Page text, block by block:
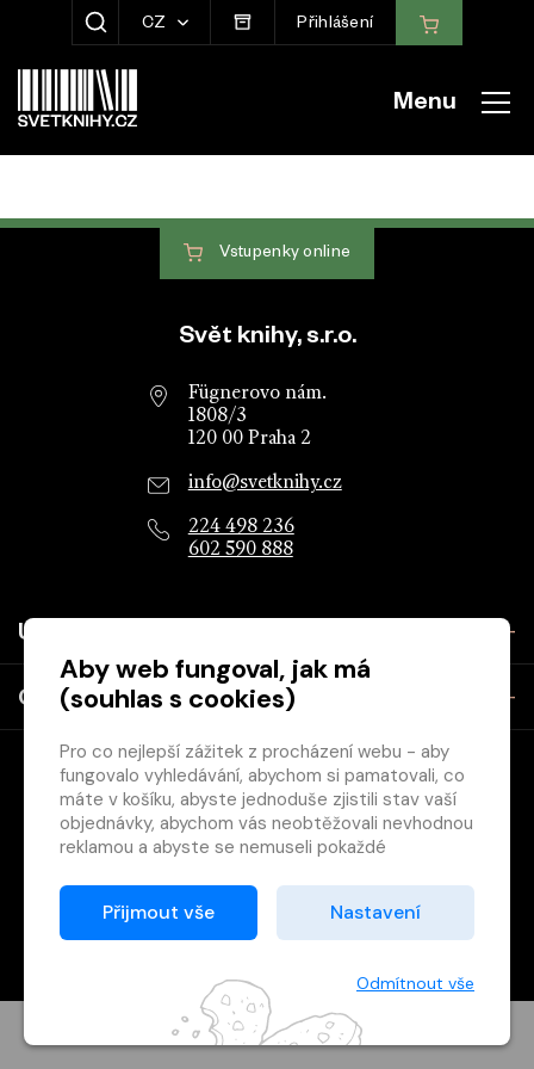
ZOBRAZIT HLEDÁNÍ
CZ Přihlášení
Menu
Patička webu
Vstupenky online
Svět knihy, s.r.o.
Fügnerovo nám.
1808/3
120 00 Praha 2
info@svetknihy.cz
224 498 236
602 590 888
Užitečné
O společnosti
Copyright © 2026 Svět knihy, s.r.o. - společnost Svazu českých
knihkupců a nakladatelů.
Grand IT s.r.o.
Aby web fungoval, jak má
(souhlas s cookies)
Pro co nejlepší zážitek z procházení webu - aby
fungovalo vyhledávání, abychom si pamatovali, co
máte v košíku, abyste jednoduše zjistili stav vaší
objednávky, abychom vás neobtěžovali nevhodnou
reklamou a abyste se nemuseli pokaždé
Proto od vás potřebujeme souhlas se
zpracováním souborů cookies
Děkujeme, že nám ho dáte a pomůžete nám tak
Přijmout vše Nastavení
Odmítnout vše